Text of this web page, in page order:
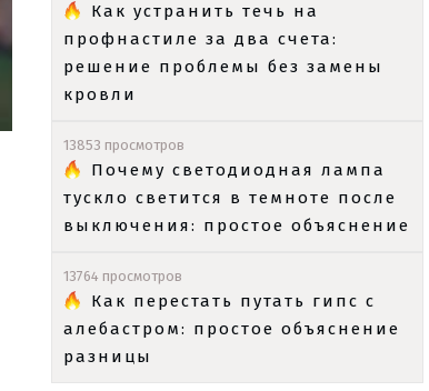
Как устранить течь на
профнастиле за два счета:
решение проблемы без замены
кровли
13853 просмотров
Почему светодиодная лампа
тускло светится в темноте после
выключения: простое объяснение
13764 просмотров
Как перестать путать гипс с
алебастром: простое объяснение
разницы